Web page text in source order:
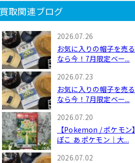
買取関連ブログ
2026.07.26
お気に入りの帽子を売る
なら今！7月限定ベー...
2026.07.23
お気に入りの帽子を売る
なら今！7月限定ベー...
2026.07.20
【Pokemon / ポケモン】
ぽこ あ ポケモン｜大...
2026.07.02